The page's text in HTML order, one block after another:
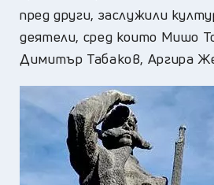
пред други, заслужили
деятели, сред които Мишо
Димитър Табаков, Аргира